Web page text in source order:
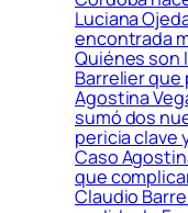
Luciana
encontrada
Quiénes son
Barrelier
Agostina
sumó dos
pericia clave
Caso
que
Claudio